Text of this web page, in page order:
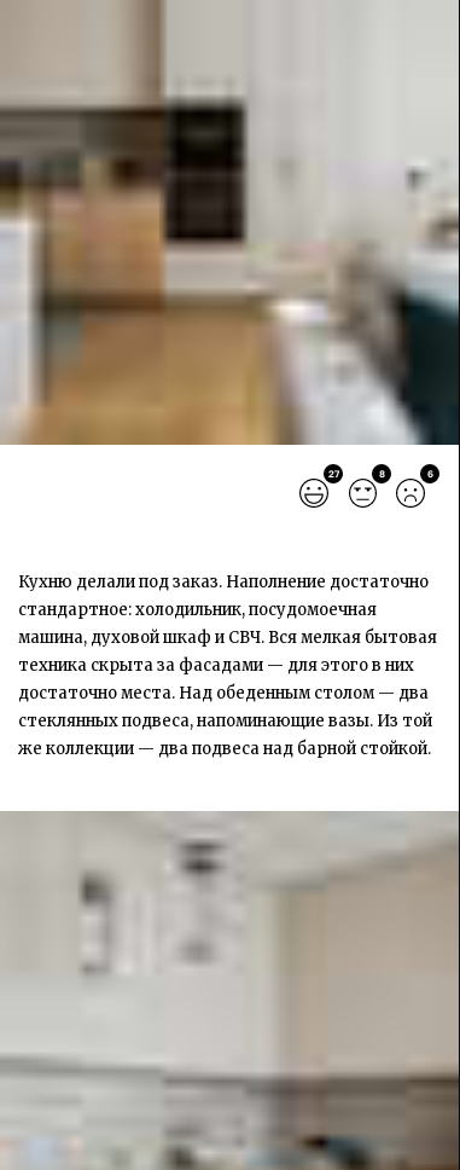
27 8 6
Кухню делали под заказ. Наполнение достаточно
стандартное: холодильник, посудомоечная
машина, духовой шкаф и СВЧ. Вся мелкая бытовая
техника скрыта за фасадами — для этого в них
достаточно места. Над обеденным столом — два
стеклянных подвеса, напоминающие вазы. Из той
же коллекции — два подвеса над барной стойкой.